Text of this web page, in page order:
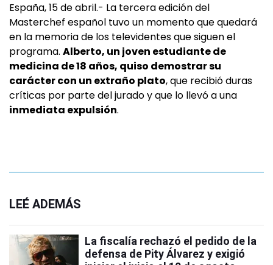
España, 15 de abril.- La tercera edición del
Masterchef español tuvo un momento que quedará
en la memoria de los televidentes que siguen el
programa. Alberto, un joven estudiante de
medicina de 18 años, quiso demostrar su
carácter con un extraño plato, que recibió duras
críticas por parte del jurado y que lo llevó a una
inmediata expulsión.
LEÉ ADEMÁS
La fiscalía rechazó el pedido de la
defensa de Pity Álvarez y exigió